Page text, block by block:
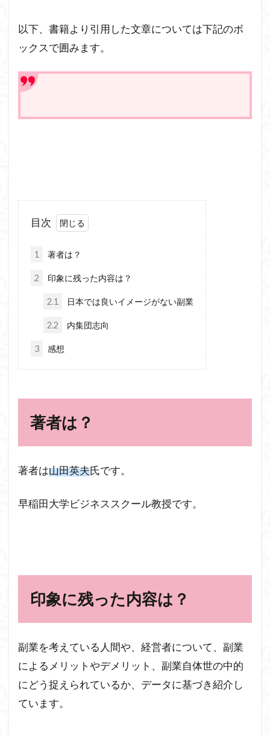
以下、書籍より引用した文章については下記のボ
ックスで囲みます。
目次
1 著者は？
2 印象に残った内容は？
2.1 日本では良いイメージがない副業
2.2 内集団志向
3 感想
著者は？
著者は山田英夫氏です。
早稲田大学ビジネススクール教授です。
印象に残った内容は？
副業を考えている人間や、経営者について、副業
によるメリットやデメリット、副業自体世の中的
にどう捉えられているか、データに基づき紹介し
ています。